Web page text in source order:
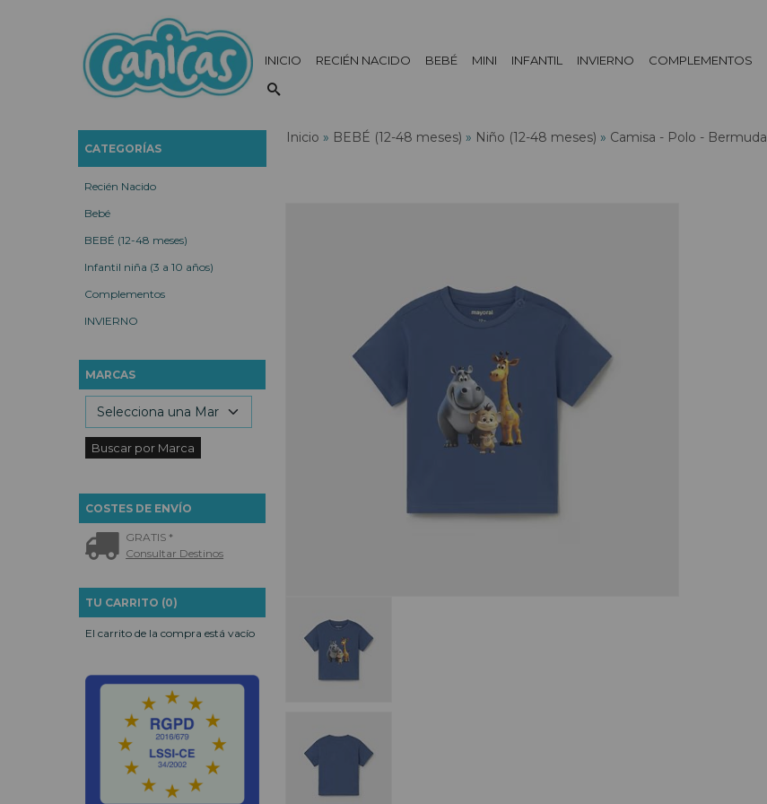
INICIO RECIÉN NACIDO BEBÉ MINI INFANTIL INVIERNO COMPLEMENTOS
CATEGORÍAS
Recién Nacido
Bebé
BEBÉ (12-48 meses)
Infantil niña (3 a 10 años)
Complementos
INVIERNO
MARCAS
COSTES DE ENVÍO
GRATIS *
Consultar Destinos
TU CARRITO (0)
El carrito de la compra está vacío
Inicio » BEBÉ (12-48 meses) » Niño (12-48 meses) » Camisa - Polo - Bermuda